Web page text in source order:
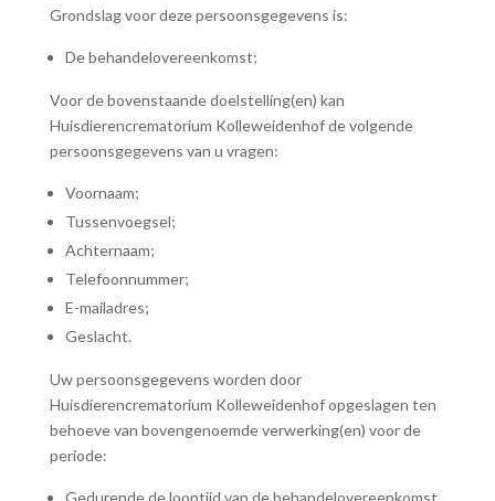
Grondslag voor deze persoonsgegevens is:
De behandelovereenkomst;
Voor de bovenstaande doelstelling(en) kan
Huisdierencrematorium Kolleweidenhof de volgende
persoonsgegevens van u vragen:
Voornaam;
Tussenvoegsel;
Achternaam;
Telefoonnummer;
E-mailadres;
Geslacht.
Uw persoonsgegevens worden door
Huisdierencrematorium Kolleweidenhof opgeslagen ten
behoeve van bovengenoemde verwerking(en) voor de
periode: